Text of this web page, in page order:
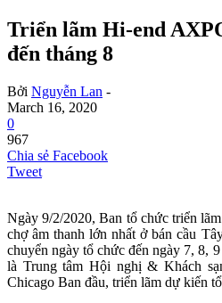
Triển lãm Hi-end
đến tháng 8
Bởi Nguyễn Lan -
March 16, 2020
0
967
Chia sẻ Facebook
Tweet
Ngày 9/2/2020, Ban tổ chức triển
chợ âm thanh lớn nhất ở bán cầu
chuyển ngày tổ chức đến ngày 7, 8,
là Trung tâm Hội nghị & Khách
Chicago Ban đầu, triển lãm dự kiến